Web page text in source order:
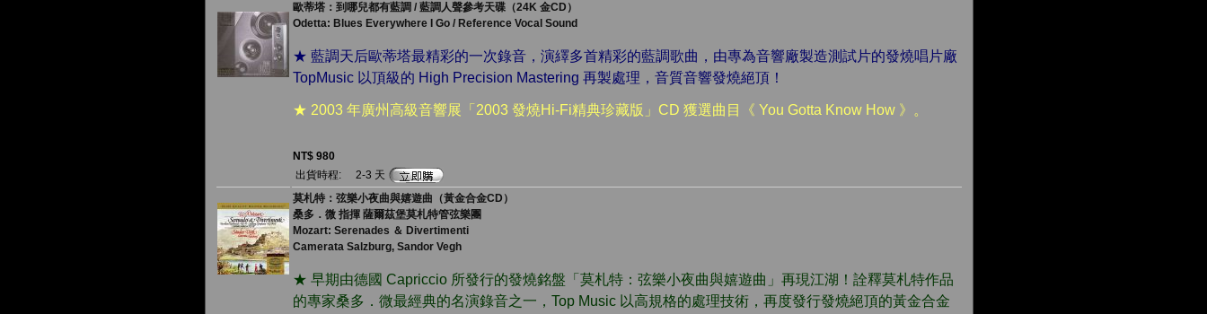
歐蒂塔：到哪兒都有藍調 / 藍調人聲參考天碟（24K 金CD）
Odetta: Blues Everywhere I Go / Reference Vocal Sound
★ 藍調天后歐蒂塔最精彩的一次錄音，演繹多首精彩的藍調歌曲，由專為音響廠製造測試片的發燒唱片廠
TopMusic 以頂級的 High Precision Mastering 再製處理，音質音響發燒絕頂！
★ 2003 年廣州高級音響展「2003 發燒Hi-Fi精典珍藏版」CD 獲選曲目《 You Gotta Know How 》。
NT$ 980
出貨時程:
2-3 天
莫札特：弦樂小夜曲與嬉遊曲（黃金合金CD）
桑多．微 指揮 薩爾茲堡莫札特管弦樂團
Mozart: Serenades ＆ Divertimenti
Camerata Salzburg, Sandor Vegh
★ 早期由德國 Capriccio 所發行的發燒銘盤「莫札特：弦樂小夜曲與嬉遊曲」再現江湖！詮釋莫札特作品
的專家桑多．微最經典的名演錄音之一，Top Music 以高規格的處理技術，再度發行發燒絕頂的黃金合金